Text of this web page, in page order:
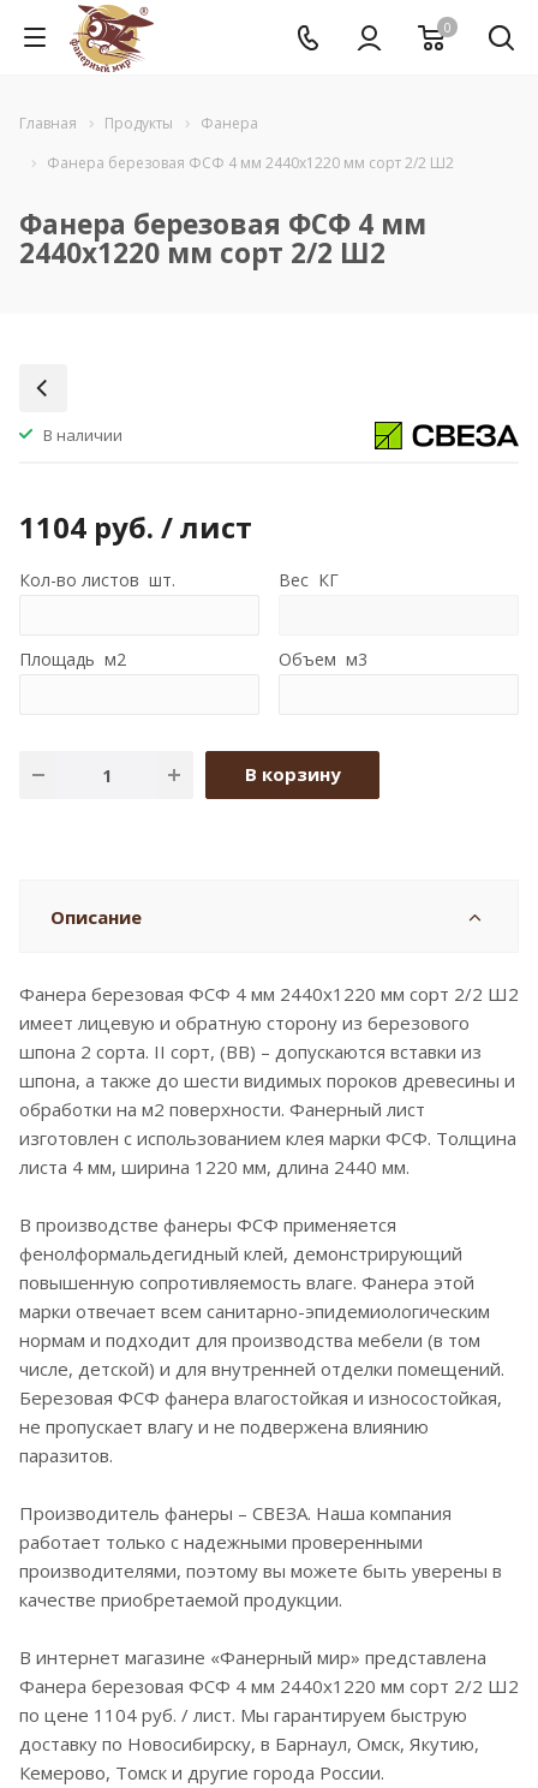
0
Главная Продукты
Фанера
Фанера березовая ФСФ 4 мм 2440x1220 мм сорт 2/2 Ш2
Фанера березовая ФСФ 4 мм
2440x1220 мм сорт 2/2 Ш2
В наличии
1104 руб. / лист
Кол-во листов шт. Вес КГ
Площадь м2 Объем м3
В корзину
Описание
Фанера березовая ФСФ 4 мм 2440x1220 мм сорт 2/2 Ш2
имеет лицевую и обратную сторону из березового
шпона 2 сорта. II сорт, (BB) – допускаются вставки из
шпона, а также до шести видимых пороков древесины и
обработки на м2 поверхности. Фанерный лист
изготовлен с использованием клея марки ФСФ. Толщина
листа 4 мм, ширина 1220 мм, длина 2440 мм.
В производстве фанеры ФСФ применяется
фенолформальдегидный клей, демонстрирующий
повышенную сопротивляемость влаге. Фанера этой
марки отвечает всем санитарно-эпидемиологическим
нормам и подходит для производства мебели (в том
числе, детской) и для внутренней отделки помещений.
Березовая ФСФ фанера влагостойкая и износостойкая,
не пропускает влагу и не подвержена влиянию
паразитов.
Производитель фанеры – СВЕЗА. Наша компания
работает только с надежными проверенными
производителями, поэтому вы можете быть уверены в
качестве приобретаемой продукции.
В интернет магазине «Фанерный мир» представлена
Фанера березовая ФСФ 4 мм 2440x1220 мм сорт 2/2 Ш2
по цене 1104 руб. / лист. Мы гарантируем быструю
доставку по Новосибирску, в Барнаул, Омск, Якутию,
Кемерово, Томск и другие города России.